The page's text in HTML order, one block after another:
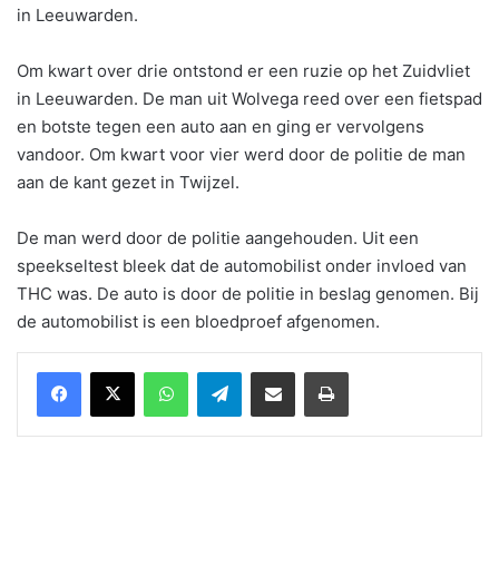
in Leeuwarden.
Om kwart over drie ontstond er een ruzie op het Zuidvliet
in Leeuwarden. De man uit Wolvega reed over een fietspad
en botste tegen een auto aan en ging er vervolgens
vandoor. Om kwart voor vier werd door de politie de man
aan de kant gezet in Twijzel.
De man werd door de politie aangehouden. Uit een
speekseltest bleek dat de automobilist onder invloed van
THC was. De auto is door de politie in beslag genomen. Bij
de automobilist is een bloedproef afgenomen.
WhatsAppTelegramDelen via Email Print